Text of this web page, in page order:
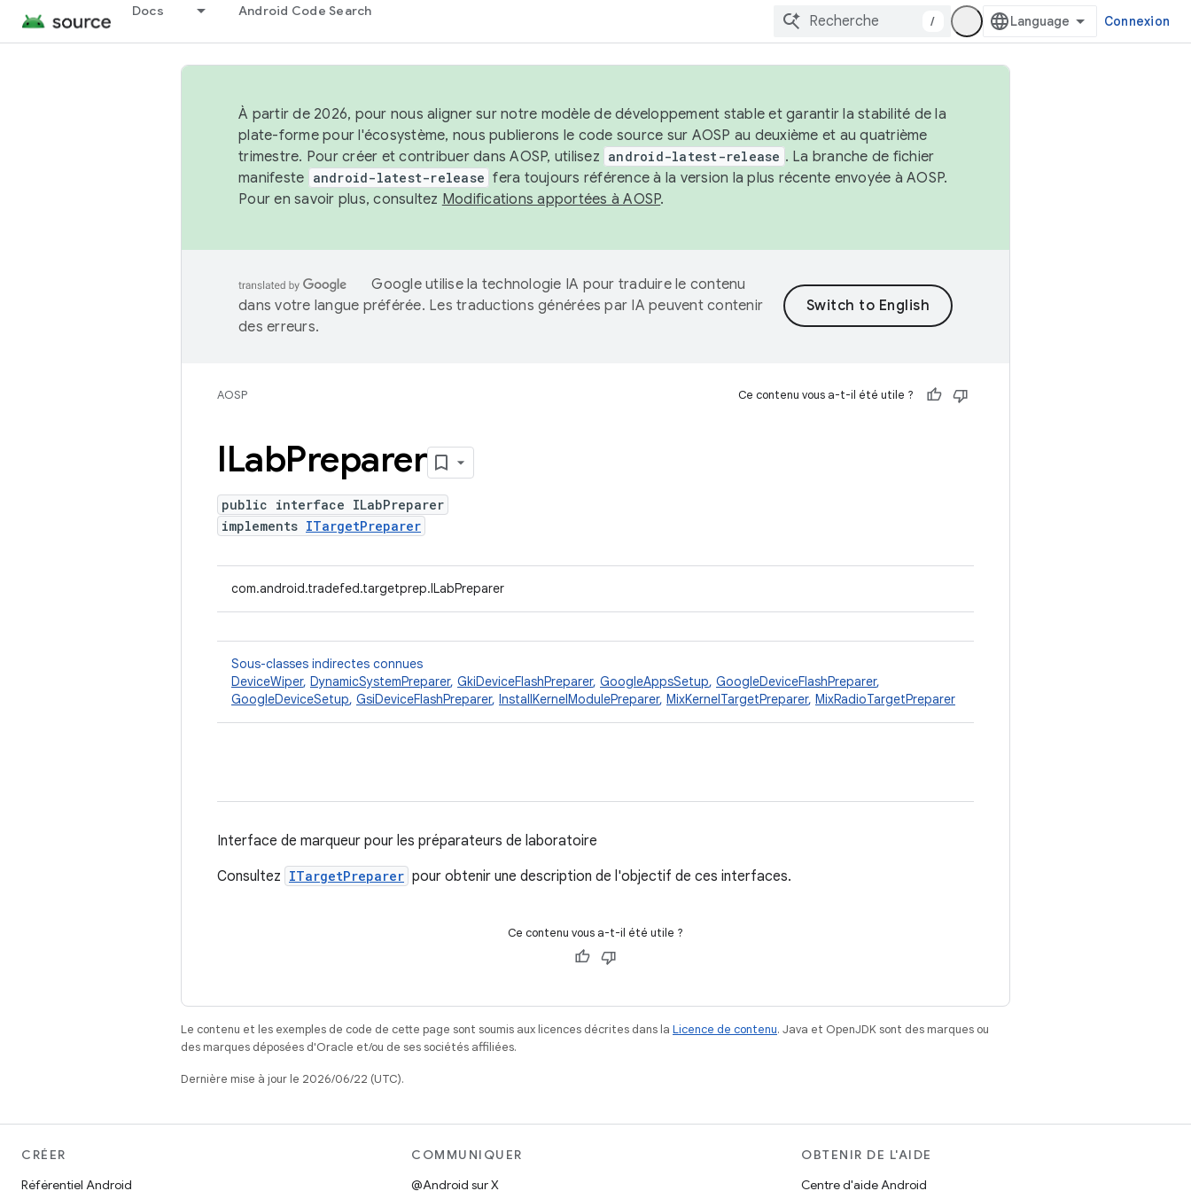
Docs Android Code Search
/ Connexion
À partir de 2026, pour nous aligner sur notre modèle de développement stable et garantir la stabilité de la
plate-forme pour l'écosystème, nous publierons le code source sur AOSP au deuxième et au quatrième
trimestre. Pour créer et contribuer dans AOSP, utilisez android-latest-release . La branche de fichier
manifeste android-latest-release fera toujours référence à la version la plus récente envoyée à AOSP.
Pour en savoir plus, consultez Modifications apportées à AOSP.
Google utilise la technologie IA pour traduire le contenu
dans votre langue préférée. Les traductions générées par IA peuvent contenir
des erreurs.
AOSP Ce contenu vous a-t-il été utile ?
ILabPreparer
public interface ILabPreparer
implements ITargetPreparer
com.android.tradefed.targetprep.ILabPreparer
Sous-classes indirectes connues
DeviceWiper, DynamicSystemPreparer, GkiDeviceFlashPreparer, GoogleAppsSetup, GoogleDeviceFlashPreparer,
GoogleDeviceSetup, GsiDeviceFlashPreparer, InstallKernelModulePreparer, MixKernelTargetPreparer, MixRadioTargetPreparer
Interface de marqueur pour les préparateurs de laboratoire
Consultez ITargetPreparer pour obtenir une description de l'objectif de ces interfaces.
Ce contenu vous a-t-il été utile ?
Le contenu et les exemples de code de cette page sont soumis aux licences décrites dans la Licence de contenu. Java et OpenJDK sont des marques ou
des marques déposées d'Oracle et/ou de ses sociétés affiliées.
Dernière mise à jour le 2026/06/22 (UTC).
CRÉER
Référentiel Android
COMMUNIQUER
@Android sur X
OBTENIR DE L'AIDE
Centre d'aide Android